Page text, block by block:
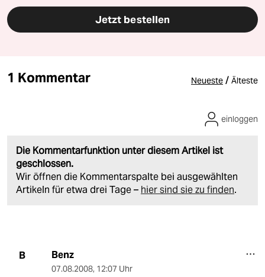
Jetzt bestellen
1 Kommentar Neueste / Älteste
Die Kommentarfunktion unter diesem Artikel ist
geschlossen.
Wir öffnen die Kommentarspalte bei ausgewählten
Artikeln für etwa drei Tage – hier sind sie zu finden.
einloggen
B Benz
07.08.2008, 12:07 Uhr